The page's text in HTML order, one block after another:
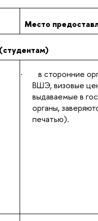
Место
· в сторонние
ВШЭ, визовые
выдаваемые в
органы,
печатью).